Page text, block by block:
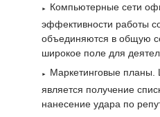
Компьютерные сети
эффективности работы
объединяются в общую
широкое поле для
Маркетинговые планы.
является получение
нанесение удара по